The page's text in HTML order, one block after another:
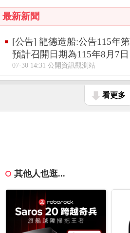
最新新聞
[公告] 龍德造船:公告115年
預計召開日期為115年8月7日
07-30 14:31 公開資訊觀測站
看更多
其他人也逛...